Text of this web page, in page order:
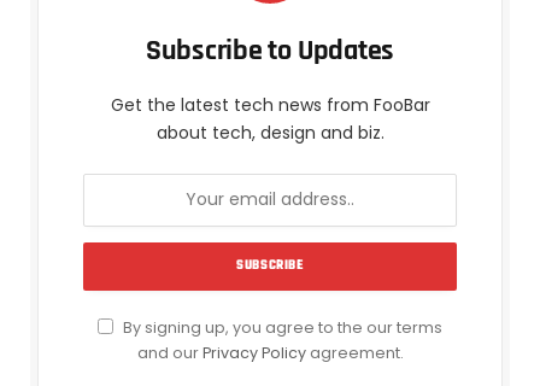
Subscribe to Updates
Get the latest tech news from FooBar
about tech, design and biz.
By signing up, you agree to the our terms
and ourPrivacy Policyagreement.